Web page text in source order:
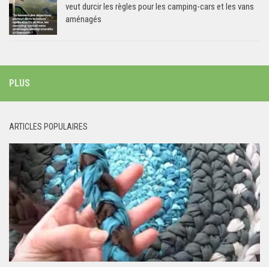
veut durcir les règles pour les camping-cars et les vans
aménagés
PLUS
ARTICLES POPULAIRES